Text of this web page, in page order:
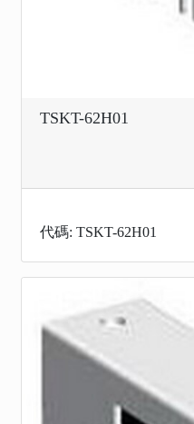
TSKT-62H01
代碼: TSKT-62H01